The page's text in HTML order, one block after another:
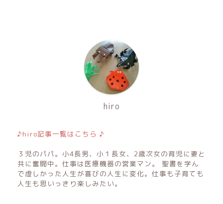
hiro
♪hiro記事一覧はこちら ♪
３児のパパ。小4長男、小１長女、2歳次女の育児に妻と
共に奮闘中。仕事は医療機器の営業マン。 聖書を学ん
で虚しかった人生が喜びの人生に変化。仕事も子育ても
人生も思いっきり楽しみたい。